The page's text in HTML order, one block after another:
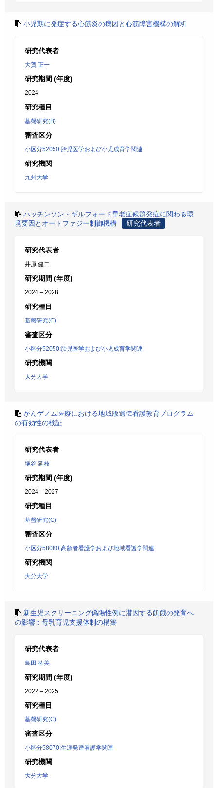
小児期に発症する心筋炎の病因と心筋障害機構の解析
研究代表者
大賀 正一
研究期間 (年度)
2024
研究種目
基盤研究(B)
審査区分
小区分52050:胎児医学および小児成育学関連
研究機関
九州大学
ハッチンソン・ギルフォード早老症候群発症に関わる環
境要因とオートファジー制御機構
研究代表者
研究代表者
井原 健二
研究期間 (年度)
2024 – 2028
研究種目
基盤研究(C)
審査区分
小区分52050:胎児医学および小児成育学関連
研究機関
大分大学
がんゲノム医療における地域版遺伝看護教育プログラム
の有効性の検証
研究代表者
塚谷 延枝
研究期間 (年度)
2024 – 2027
研究種目
基盤研究(C)
審査区分
小区分58080:高齢者看護学および地域看護学関連
研究機関
大分大学
新生児スクリーニング偽陽性例に潜因する飢餓の発育へ
の影響：母乳育児支援体制の構築
研究代表者
島田 祐美
研究期間 (年度)
2022 – 2025
研究種目
基盤研究(C)
審査区分
小区分58070:生涯発達看護学関連
研究機関
大分大学